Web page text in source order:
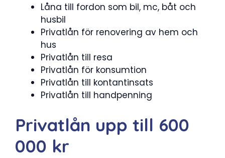
Låna till fordon som bil, mc, båt och
husbil
Privatlån för renovering av hem och
hus
Privatlån till resa
Privatlån för konsumtion
Privatlån till kontantinsats
Privatlån till handpenning
Privatlån upp till 600
000 kr